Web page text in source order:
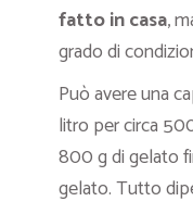
fatto in casa,
grado di
Può avere una
litro per circa
800 g di gelato
gelato. Tutto